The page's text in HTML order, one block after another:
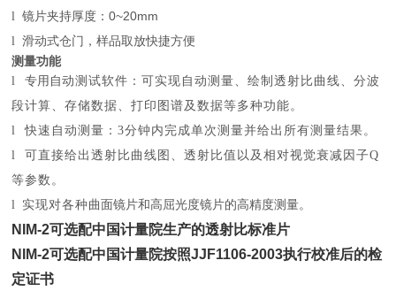
l 镜片夹持厚度：0~20mm
l 滑动式仓门，样品取放快捷方便
测量功能
l
专用自动测试软件：可实现自动测量、绘制透射比曲线、分波
段计算、存储数据、打印图谱及数据等多种功能。
l
快速自动测量：3分钟内完成单次测量并给出所有测量结果。
l
可直接给出透射比曲线图、透射比值以及相对视觉衰减因子Q
等参数。
l 实现对各种曲面镜片和高屈光度镜片的高精度测量。
NIM-2可选配中国计量院生产的透射比标准片
NIM-2可选配中国计量院按照JJF1106-2003执行校准后的检
定证书